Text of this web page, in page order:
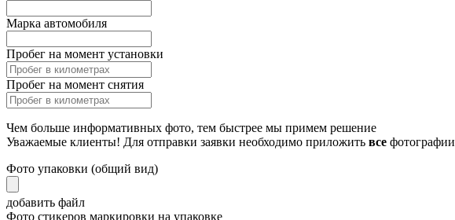
Марка автомобиля
Пробег на момент установки
Пробег на момент снятия
Чем больше информативных фото, тем быстрее мы примем решение
Уважаемые клиенты! Для отправки заявки необходимо приложить все фотографии
Фото упаковки (общий вид)
добавить файл
Фото стикеров маркировки на упаковке